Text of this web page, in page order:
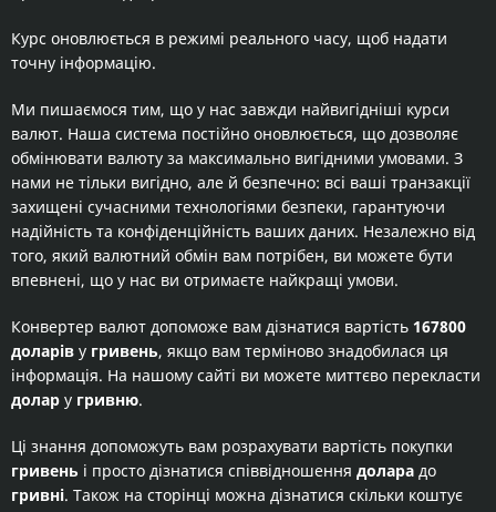
Курс оновлюється в режимі реального часу, щоб надати
точну інформацію.
Ми пишаємося тим, що у нас завжди найвигідніші курси
валют. Наша система постійно оновлюється, що дозволяє
обмінювати валюту за максимально вигідними умовами. З
нами не тільки вигідно, але й безпечно: всі ваші транзакції
захищені сучасними технологіями безпеки, гарантуючи
надійність та конфіденційність ваших даних. Незалежно від
того, який валютний обмін вам потрібен, ви можете бути
впевнені, що у нас ви отримаєте найкращі умови.
Конвертер валют допоможе вам дізнатися вартість 167800
доларів у гривень, якщо вам терміново знадобилася ця
інформація. На нашому сайті ви можете миттєво перекласти
долар у гривню.
Ці знання допоможуть вам розрахувати вартість покупки
гривень і просто дізнатися співвідношення долара до
гривні. Також на сторінці можна дізнатися скільки коштує